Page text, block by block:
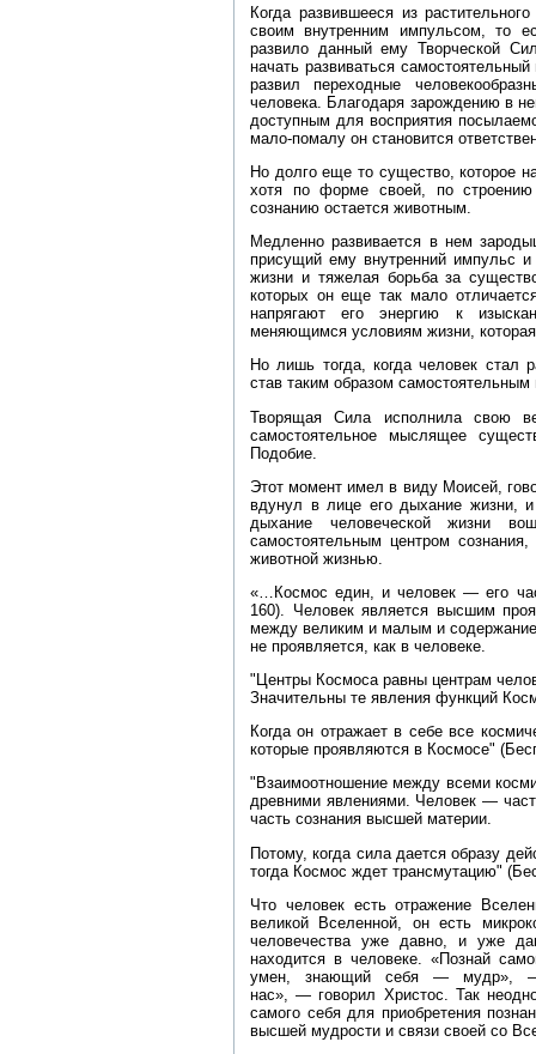
Когда развившееся из
своим внутренним импульсом, то
развило данный ему Творческой
начать развиваться
развил переходные
человека. Благодаря зарождению в
доступным для восприятия
мало‑помалу он становится
Но долго еще то существо, которое
хотя по форме своей, по
сознанию остается животным.
Медленно развивается в нем
присущий ему внутренний импульс
жизни и тяжелая борьба за
которых он еще так мало
напрягают его энергию к
меняющимся условиям жизни,
Но лишь тогда, когда человек стал
став таким образом самостоятельным
Творящая Сила исполнила свою
самостоятельное мыслящее
Подобие.
Этот момент имел в виду Моисей,
вдунул в лице его дыхание жизни,
дыхание человеческой жизни
самостоятельным центром
животной жизнью.
«…Космос един, и человек — его
160). Человек является высшим
между великим и малым и содержание
не проявляется, как в человеке.
"Центры Космоса равны центрам
Значительны те явления функций
Когда он отражает в себе все
которые проявляются в Космосе"
"Взаимоотношение между всеми
древними явлениями. Человек —
часть сознания высшей материи.
Потому, когда сила дается образу
тогда Космос ждет трансмутацию"
Что человек есть отражение
великой Вселенной, он есть
человечества уже давно, и уже
находится в человеке. «Познай
умен, знающий себя — мудр», —
нас», — говорил Христос. Так
самого себя для приобретения
высшей мудрости и связи своей со